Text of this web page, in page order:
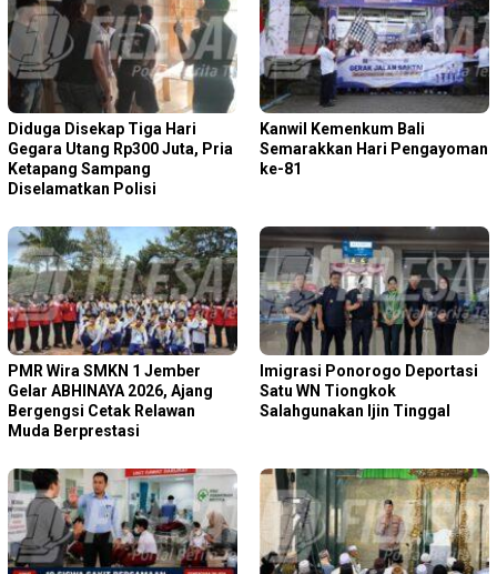
Diduga Disekap Tiga Hari
Gegara Utang Rp300 Juta, Pria
Ketapang Sampang
Diselamatkan Polisi
Kanwil Kemenkum Bali
Semarakkan Hari Pengayoman
ke-81
PMR Wira SMKN 1 Jember
Gelar ABHINAYA 2026, Ajang
Bergengsi Cetak Relawan
Muda Berprestasi
Imigrasi Ponorogo Deportasi
Satu WN Tiongkok
Salahgunakan Ijin Tinggal